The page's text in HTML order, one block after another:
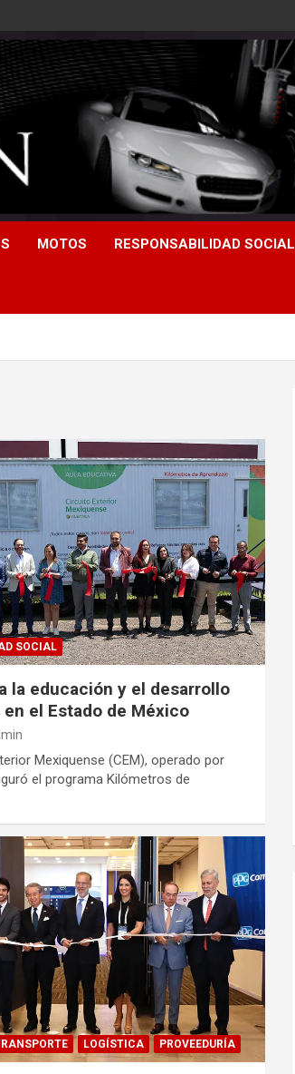
MOTOS RESPONSABILIDAD SOCIAL
SOCIAL
la educación y el desarrollo
el Estado de México
Mexiquense (CEM), operado por
el programa Kilómetros de
LOGÍSTICA PROVEEDURÍA